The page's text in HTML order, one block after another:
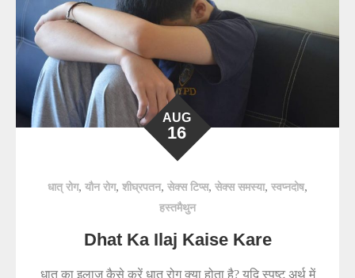
AUG
16
धात् रोग, यौन रोग, शीघ्रपतन, सेक्स टिप्स, सेक्स समस्या, स्वप्नदोष,
हस्तमैथुन
Dhat Ka Ilaj Kaise Kare
धात का इलाज कैसे करें धात रोग क्या होता है? यदि स्पष्ट अर्थ में